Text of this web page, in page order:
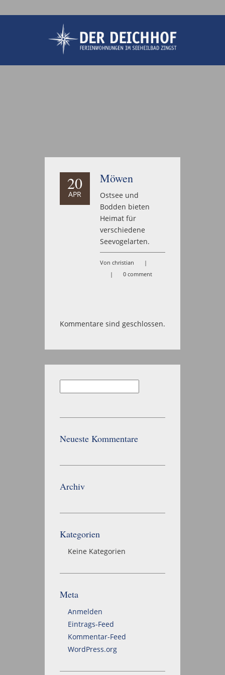
20
APR
Möwen
Ostsee und
Bodden bieten
Heimat für
verschiedene
Seevogelarten.
Von christian
|
|
0 comment
Kommentare sind geschlossen.
nach:
Neueste Kommentare
Archiv
Kategorien
Keine Kategorien
Meta
Anmelden
Eintrags-Feed
Kommentar-Feed
WordPress.org